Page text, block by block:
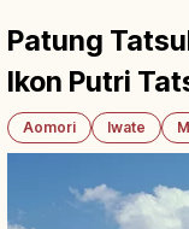
Patung
Ikon Putri
Aomori Iwate